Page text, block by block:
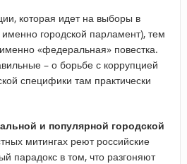
которая идет на выборы в
городской парламент), тем
«федеральная» повестка.
– о борьбе с коррупцией
специфики там практически
и популярной городской
митингах реют российские
парадокс в том, что разгоняют